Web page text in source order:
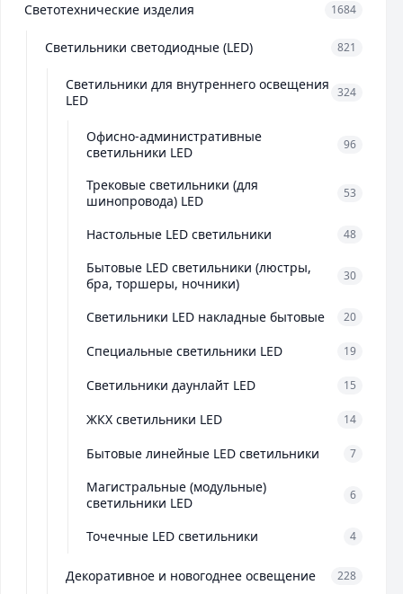
Светотехнические изделия 1684
Светильники светодиодные (LED) 821
Светильники для внутреннего освещения
LED
324
Офисно-административные
светильники LED
96
Трековые светильники (для
шинопровода) LED
53
Настольные LED светильники 48
Бытовые LED светильники (люстры,
бра, торшеры, ночники)
30
Светильники LED накладные бытовые 20
Специальные светильники LED 19
Светильники даунлайт LED 15
ЖКХ светильники LED 14
Бытовые линейные LED светильники 7
Магистральные (модульные)
светильники LED
6
Точечные LED светильники 4
Декоративное и новогоднее освещение 228